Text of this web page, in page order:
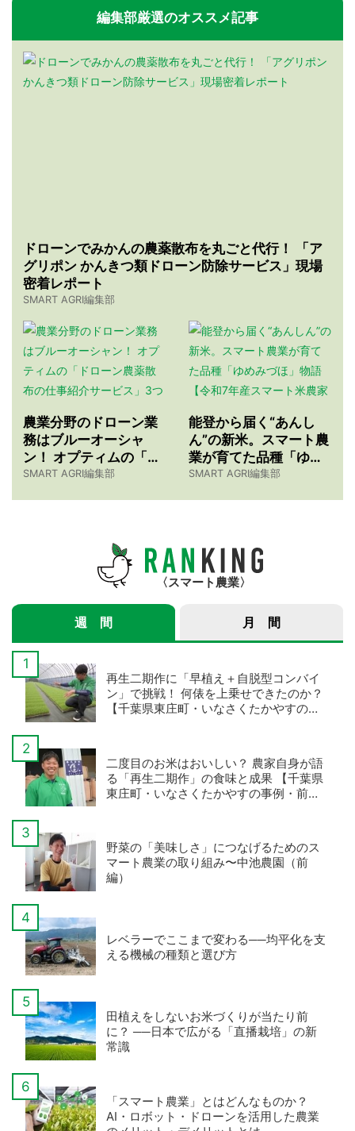
編集部厳選のオススメ記事
ドローンでみかんの農薬散布を丸ごと代行！ 「ア
グリポン かんきつ類ドローン防除サービス」現場
密着レポート
SMART AGRI編集部
農業分野のドローン業
務はブルーオーシャ
ン！ オプティムの「ド
ローン農薬散布の仕事
SMART AGRI編集部
能登から届く“あんし
ん”の新米。スマート農
業が育てた品種「ゆめ
みづほ」物語 【令和7
SMART AGRI編集部
スマート農業
週 間 月 間
再生二期作に「早植え＋自脱型コンバイ
ン」で挑戦！ 何俵を上乗せできたのか？
【千葉県東庄町・いなさくたかやすの事
二度目のお米はおいしい？ 農家自身が語
る「再生二期作」の食味と成果 【千葉県
東庄町・いなさくたかやすの事例・前
野菜の「美味しさ」につなげるためのス
マート農業の取り組み〜中池農園（前
編）
レベラーでここまで変わる──均平化を支
える機械の種類と選び方
田植えをしないお米づくりが当たり前
に？ ──日本で広がる「直播栽培」の新
常識
「スマート農業」とはどんなものか？
AI・ロボット・ドローンを活用した農業